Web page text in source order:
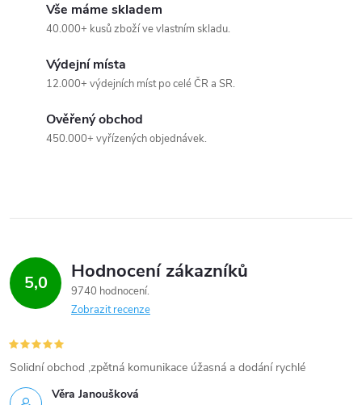
Vše máme skladem
40.000+ kusů zboží ve vlastním skladu.
Výdejní místa
12.000+ výdejních míst po celé ČR a SR.
Ověřený obchod
450.000+ vyřízených objednávek.
5,0 Hodnocení zákazníků
9740 hodnocení
Zobrazit recenze
Věra Janoušková
Solidní obchod ,zpětná komunikace úžasná a dodání rychlé